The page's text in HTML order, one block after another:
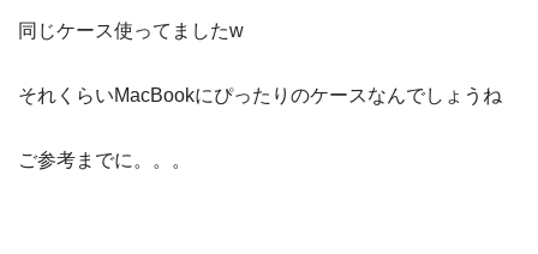
同じケース使ってましたw
それくらいMacBookにぴったりのケースなんでしょうね
ご参考までに。。。